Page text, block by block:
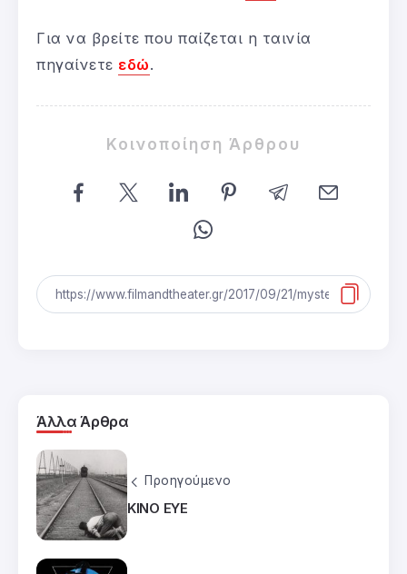
Για να βρείτε που παίζεται η ταινία
πηγαίνετε εδώ.
Κοινοποίηση Άρθρου
Άλλα Άρθρα
Προηγούμενο
KINO EYE